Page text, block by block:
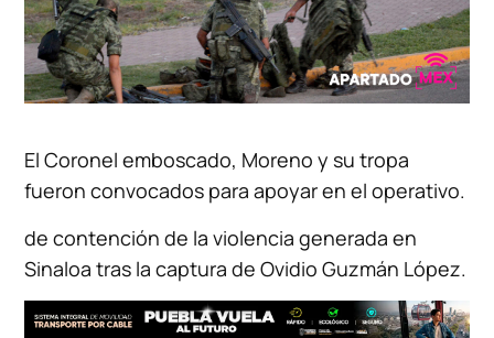
El Coronel emboscado, Moreno y su tropa
fueron convocados para apoyar en el operativo.
de contención de la violencia generada en
Sinaloa tras la captura de Ovidio Guzmán López.